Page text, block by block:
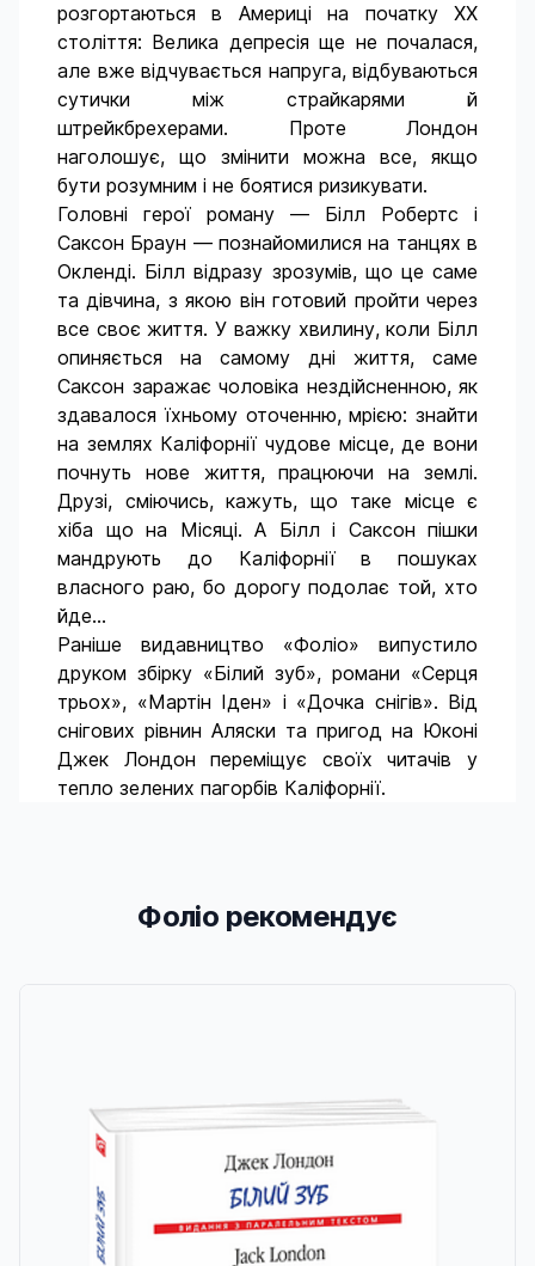
розгортаються в Америці на початку ХХ
століття: Велика депресія ще не почалася,
але вже відчувається напруга, відбуваються
сутички між страйкарями й
штрейкбрехерами. Проте Лондон
наголошує, що змінити можна все, якщо
бути розумним і не боятися ризикувати.
Головні герої роману — Білл Робертс і
Саксон Браун — познайомилися на танцях в
Окленді. Білл відразу зрозумів, що це саме
та дівчина, з якою він готовий пройти через
все своє життя. У важку хвилину, коли Білл
опиняється на самому дні життя, саме
Саксон заражає чоловіка нездійсненною, як
здавалося їхньому оточенню, мрією: знайти
на землях Каліфорнії чудове місце, де вони
почнуть нове життя, працюючи на землі.
Друзі, сміючись, кажуть, що таке місце є
хіба що на Місяці. А Білл і Саксон пішки
мандрують до Каліфорнії в пошуках
власного раю, бо дорогу подолає той, хто
йде…
Раніше видавництво «Фоліо» випустило
друком збірку «Білий зуб», романи «Серця
трьох», «Мартін Іден» і «Дочка снігів». Від
снігових рівнин Аляски та пригод на Юконі
Джек Лондон переміщує своїх читачів у
тепло зелених пагорбів Каліфорнії.
Фоліо рекомендує